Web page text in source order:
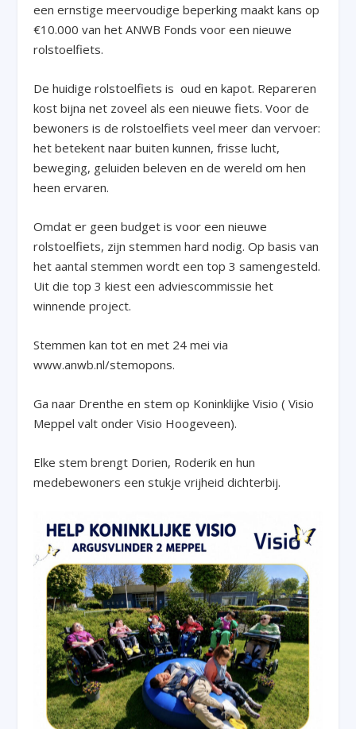
een ernstige meervoudige beperking maakt kans op
€10.000 van het ANWB Fonds voor een nieuwe
rolstoelfiets.
De huidige rolstoelfiets is oud en kapot. Repareren
kost bijna net zoveel als een nieuwe fiets. Voor de
bewoners is de rolstoelfiets veel meer dan vervoer:
het betekent naar buiten kunnen, frisse lucht,
beweging, geluiden beleven en de wereld om hen
heen ervaren.
Omdat er geen budget is voor een nieuwe
rolstoelfiets, zijn stemmen hard nodig. Op basis van
het aantal stemmen wordt een top 3 samengesteld.
Uit die top 3 kiest een adviescommissie het
winnende project.
Stemmen kan tot en met 24 mei via
www.anwb.nl/stemopons⁠.
Ga naar Drenthe en stem op Koninklijke Visio ( Visio
Meppel valt onder Visio Hoogeveen).
Elke stem brengt Dorien, Roderik en hun
medebewoners een stukje vrijheid dichterbij.